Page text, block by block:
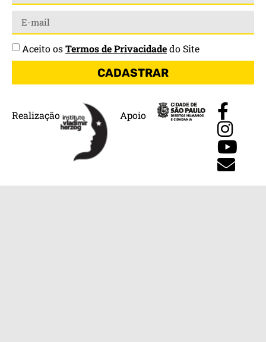
Realização Apoio
Aceito osTermos de Privacidadedo Site
CADASTRAR